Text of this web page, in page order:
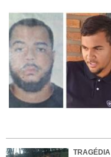
TRAGÉDIA